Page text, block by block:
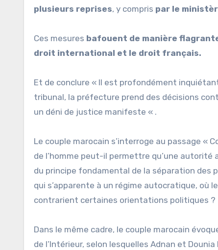
plusieurs reprises, y compris par le
Ces mesures bafouent de manière
droit international et le droit français.
Et de conclure « Il est profondément
tribunal, la préfecture prend des décisions
un déni de justice manifeste « .
Le couple marocain s’interroge au passage «
de l’homme peut-il permettre qu’une
du principe fondamental de la séparation des
qui s’apparente à un régime autocratique, où
contrarient certaines orientations politiques ?
Dans le même cadre, le couple marocain
de l’Intérieur, selon lesquelles Adnan et